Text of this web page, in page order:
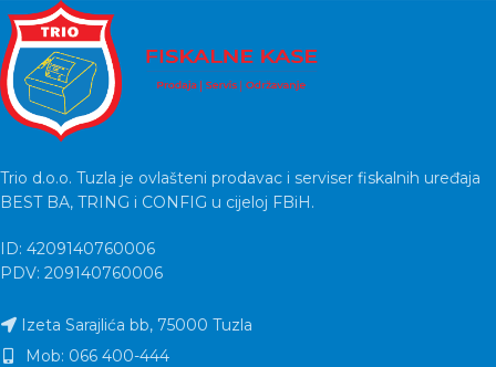
Trio d.o.o. Tuzla je ovlašteni prodavac i serviser fiskalnih uređaja
BEST BA, TRING i CONFIG u cijeloj FBiH.
ID: 4209140760006
PDV: 209140760006
Izeta Sarajlića bb, 75000 Tuzla
Mob: 066 400-444